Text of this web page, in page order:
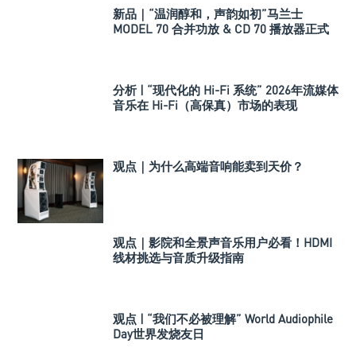
新品｜“温润醇和，声韵如初”马兰士
MODEL 70 合并功放 & CD 70 播放器正式
分析 | “现代化的 Hi-Fi 系统” 2026年流媒体
音乐在 Hi-Fi（高保真）市场的表现
观点｜为什么高端音响能卖到天价？
观点｜影院和全景声音乐用户必看！HDMI
线材挑选与音质升级指南
观点 | “我们不必被理解” World Audiophile
Day世界发烧友日